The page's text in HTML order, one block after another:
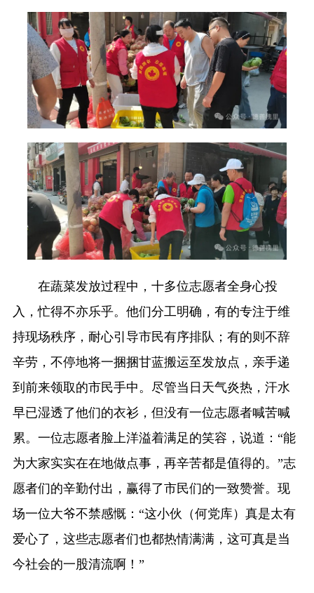
在蔬菜发放过程中，十多位志愿者全身心投
入，忙得不亦乐乎。他们分工明确，有的专注于维
持现场秩序，耐心引导市民有序排队；有的则不辞
辛劳，不停地将一捆捆甘蓝搬运至发放点，亲手递
到前来领取的市民手中。尽管当日天气炎热，汗水
早已湿透了他们的衣衫，但没有一位志愿者喊苦喊
累。一位志愿者脸上洋溢着满足的笑容，说道：“能
为大家实实在在地做点事，再辛苦都是值得的。”志
愿者们的辛勤付出，赢得了市民们的一致赞誉。现
场一位大爷不禁感慨：“这小伙（何党库）真是太有
爱心了，这些志愿者们也都热情满满，这可真是当
今社会的一股清流啊！”